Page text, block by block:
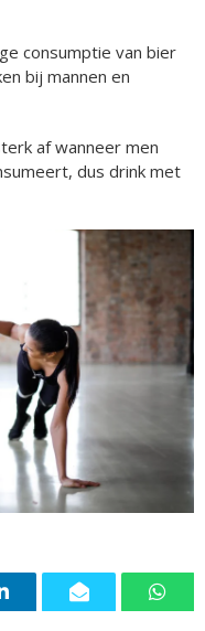
consumptie van bier
bij mannen en
af wanneer men
dus drink met